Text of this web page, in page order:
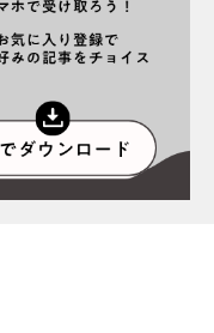
ォマティブデータポリシー